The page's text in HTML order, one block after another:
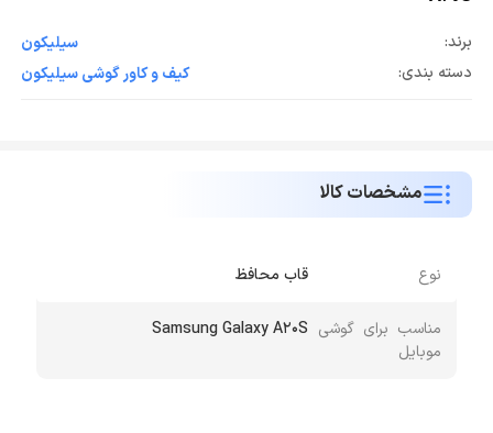
برند:
سیلیکون
دسته بندی:
کیف و کاور گوشی سیلیکون
مشخصات کالا
نوع قاب محافظ
مناسب برای گوشی
موبایل
Samsung Galaxy A20S